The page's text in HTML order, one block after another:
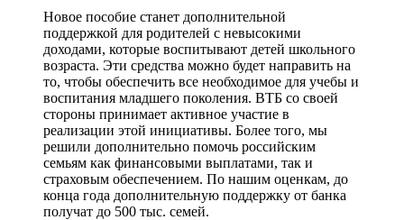
Новое пособие станет дополнительной
поддержкой для родителей с невысокими
доходами, которые воспитывают детей школьного
возраста. Эти средства можно будет направить на
то, чтобы обеспечить все необходимое для учебы и
воспитания младшего поколения. ВТБ со своей
стороны принимает активное участие в
реализации этой инициативы. Более того, мы
решили дополнительно помочь российским
семьям как финансовыми выплатами, так и
страховым обеспечением. По нашим оценкам, до
конца года дополнительную поддержку от банка
получат до 500 тыс. семей.